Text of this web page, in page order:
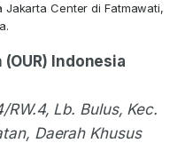
Jakarta Center di Fatmawati,
Indonesia
Lb. Bulus, Kec.
Daerah Khusus